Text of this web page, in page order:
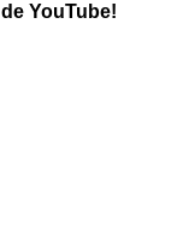
YouTube!